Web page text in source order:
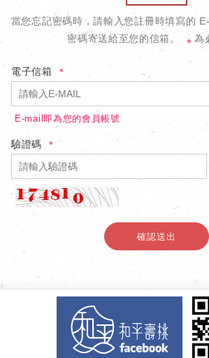
當您忘記密碼時，請輸入您註冊時填寫的
密碼寄送給至您的信箱。
＊為
電子信箱
E-mail即為您的會員帳號
驗證碼
確認送出